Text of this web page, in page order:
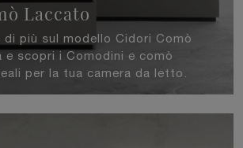
Laccato
di più sul modello Cidori Comò
e scopri i Comodini e comò
per la tua camera da letto.